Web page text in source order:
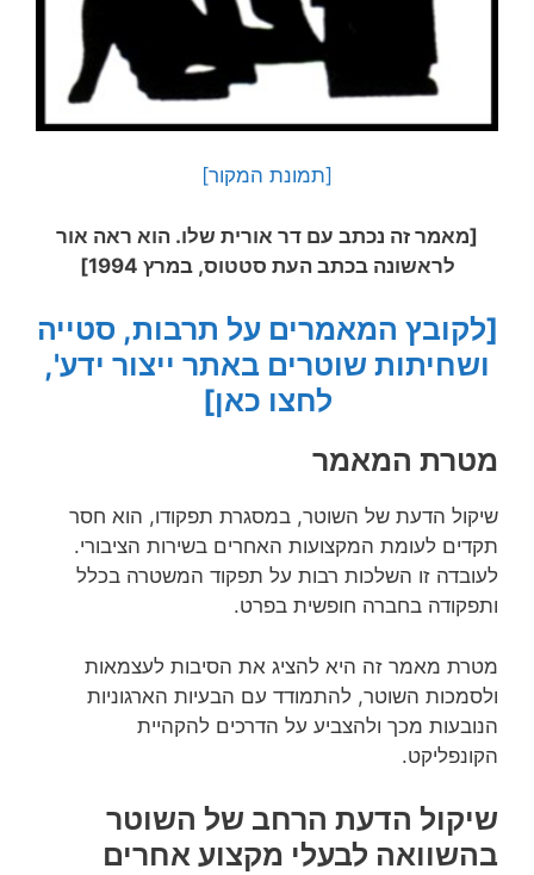
[תמונת המקור]
[מאמר זה נכתב עם דר אורית שלו. הוא ראה אור
לראשונה בכתב העת סטטוס, במרץ 1994]
[לקובץ המאמרים על תרבות, סטייה
ושחיתות שוטרים באתר ייצור ידע',
לחצו כאן]
מטרת המאמר
שיקול הדעת של השוטר, במסגרת תפקודו, הוא חסר
תקדים לעומת המקצועות האחרים בשירות הציבורי.
לעובדה זו השלכות רבות על תפקוד המשטרה בכלל
ותפקודה בחברה חופשית בפרט.
מטרת מאמר זה היא להציג את הסיבות לעצמאות
ולסמכות השוטר, להתמודד עם הבעיות הארגוניות
הנובעות מכך ולהצביע על הדרכים להקהיית
הקונפליקט.
שיקול הדעת הרחב של השוטר
בהשוואה לבעלי מקצוע אחרים